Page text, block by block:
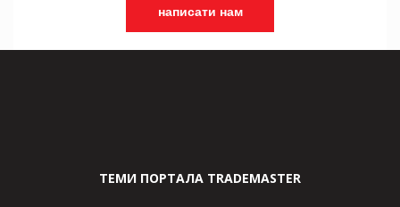
написати нам
ТЕМИ ПОРТАЛА TRADEMASTER